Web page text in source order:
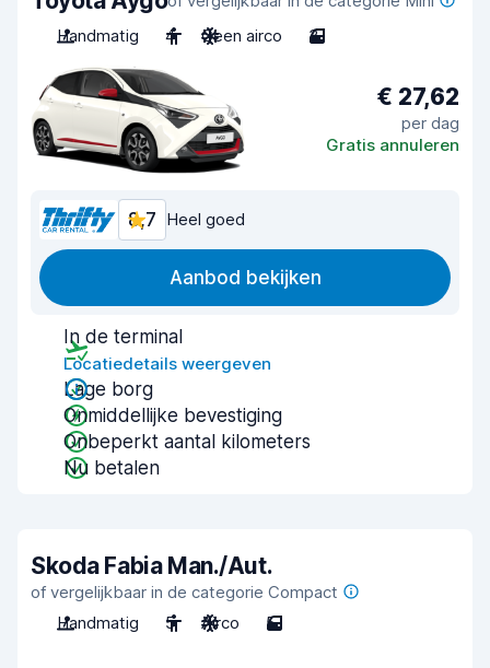
Handmatig
4 Geen airco 3
€ 27,62
per dag
Gratis annuleren
8,7 Heel goed
Aanbod bekijken
In de terminal
Locatiedetails weergeven
Lage borg
Onmiddellijke bevestiging
Onbeperkt aantal kilometers
Nu betalen
Skoda Fabia Man./Aut.
of vergelijkbaar in de categorie Compact
Handmatig
5 Airco 5